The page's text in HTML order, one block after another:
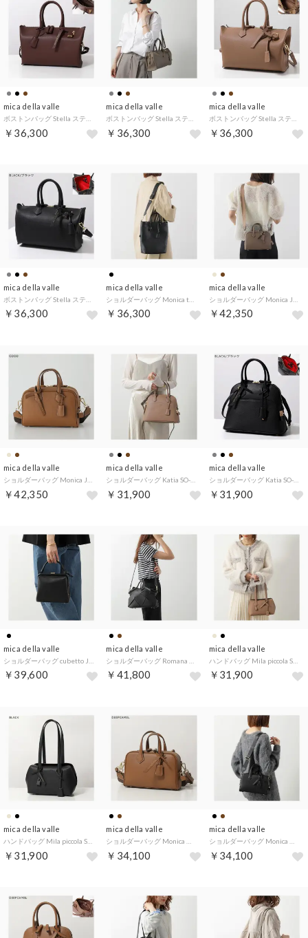
mica della valle
￥36,300
mica della valle
￥36,300
mica della valle
￥36,300
mica della valle
￥36,300
mica della valle
￥36,300
mica della valle
￥42,350
mica della valle
￥42,350
mica della valle
￥31,900
mica della valle
ショルダーバッグ Katia SO-0079S （BLACK/ブラック）
￥31,900
mica della valle
￥39,600
mica della valle
￥41,800
mica della valle
ハンドバッグ Mila piccola SO-0101S （CINNAMON/ダークベージュ）
￥31,900
mica della valle
￥31,900
mica della valle
￥34,100
mica della valle
￥34,100